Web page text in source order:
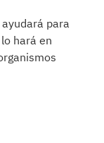
para
hará en